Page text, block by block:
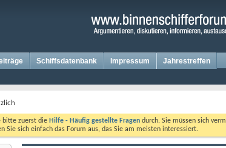
Schiffsdatenbank Impressum Jahrestreffen
bitte zuerst die Hilfe - Häufig gestellte Fragen durch. Sie müssen sich
Sie sich einfach das Forum aus, das Sie am meisten interessiert.